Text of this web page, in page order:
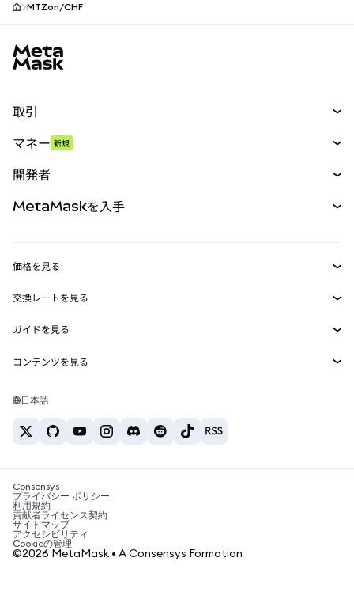
MTZon/CHF
取引
パーペチュアル
RWA
マネー 新規
開発者
MetaMask Connect
Snaps
Web3サービス
MetaMaskを入手
セキュリティ
サポート
キャリア
お問い合わせ
価格を見る
イーサリアムの価格
Solanaの価格
Tetherの価格
交換レートを見る
ETH→USD
USDT→INR
BTC→INR
ETH→USDT
ガイドを見る
ETHの購入
USDTの購入
SHIBの購入
BNBの購入
コンテンツを見る
Solanaウォレット
税制関連ニュース
暗号資産の購入方法は？
ビットコインを売るには？
日本語
Consensys
プライバシー ポリシー
利用規約
貢献者ライセンス契約
サイトマップ
アクセシビリティ
Cookieの管理
©2026 MetaMask • A Consensys Formation